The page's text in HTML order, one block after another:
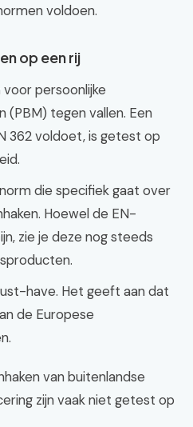
voldoen.
op een rij
persoonlijke
(PBM) tegen vallen. Een
362 voldoet, is getest op
die specifiek gaat over
Hoewel de EN-
zie je deze nog steeds
have. Het geeft aan dat
de Europese
van buitenlandse
zijn vaak niet getest op